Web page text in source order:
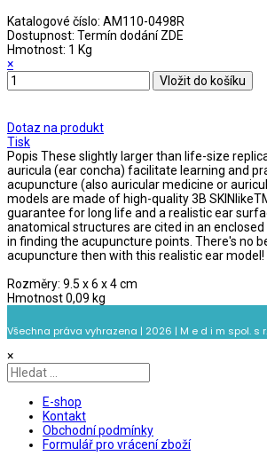
Katalogové číslo: AM110-0498R
Dostupnost: Termín dodání ZDE
Hmotnost: 1 Kg
×
Dotaz na produkt
Tisk
Popis These slightly larger than life-size
auricula (ear concha) facilitate learning and
acupuncture (also auricular medicine or
models are made of high-quality 3B
guarantee for long life and a realistic ear
anatomical structures are cited in an
in finding the acupuncture points. There's no
acupuncture then with this realistic ear model!
Rozměry: 9.5 x 6 x 4 cm
Hmotnost 0,09 kg
Všechna práva vyhrazena | 2026 | M e d i m spol. s
×
E-shop
Kontakt
Obchodní podmínky
Formulář pro vrácení zboží